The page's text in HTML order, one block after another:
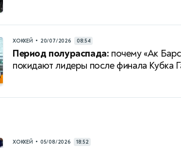
ХОККЕЙ • 20/07/2026 08:54
Период полураспада: почему «Ак
покидают лидеры после финала Кубка
ХОККЕЙ • 05/08/2026 18:52